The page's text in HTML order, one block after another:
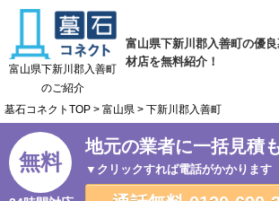
富山県下新川郡入善町の優
材店を無料紹介！
富山県下新川郡入善町
のご紹介
墓石コネクトTOP > 富山県 > 下新川郡入善町
無料
地元の業者に一括見積
▼クリックすれば電話がかかります